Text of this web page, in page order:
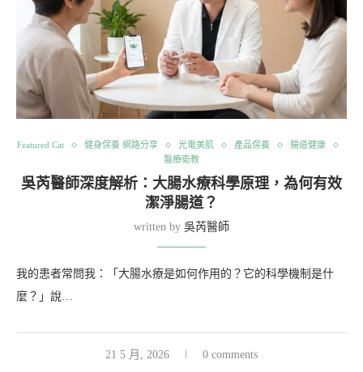
Featured Cat 健身保養 網路分享 光電美肌 產品保養
腸道健康
醫療衛教
吳芮醫師深度解析：大腸水療科學原理，為何有效
潔淨腸道？
written by 吳芮醫師
我的患者常問我：「大腸水療是如何作用的？它的科學機制是什
麼？」說…
21 5 月, 2026 0 comments